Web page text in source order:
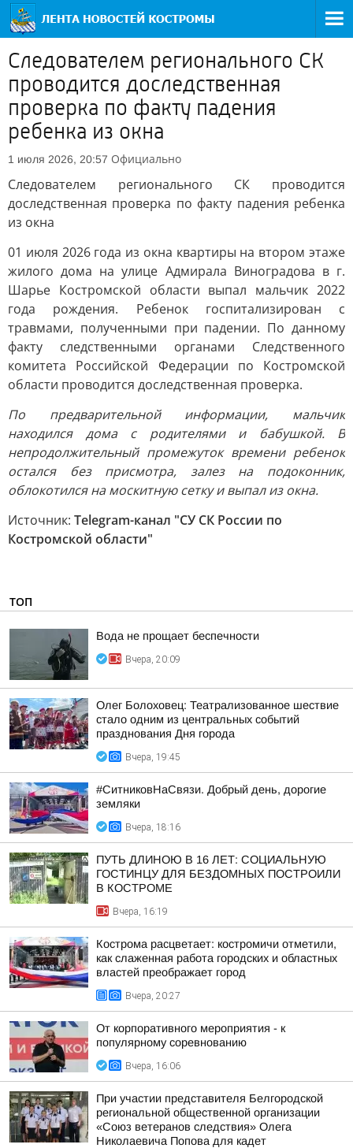
Следователем регионального СК
проводится доследственная
проверка по факту падения
ребенка из окна
1 июля 2026, 20:57 Официально
Следователем регионального СК проводится
доследственная проверка по факту падения ребенка
из окна
01 июля 2026 года из окна квартиры на втором этаже
жилого дома на улице Адмирала Виноградова в г.
Шарье Костромской области выпал мальчик 2022
года рождения. Ребенок госпитализирован с
травмами, полученными при падении. По данному
факту следственными органами Следственного
комитета Российской Федерации по Костромской
области проводится доследственная проверка.
По предварительной информации, мальчик
находился дома с родителями и бабушкой. В
непродолжительный промежуток времени ребенок
остался без присмотра, залез на подоконник,
облокотился на москитную сетку и выпал из окна.
Источник: Telegram-канал "СУ СК России по
Костромской области"
ТОП
Вода не прощает беспечности
Вчера, 20:09
Олег Болоховец: Театрализованное шествие
стало одним из центральных событий
празднования Дня города
Вчера, 19:45
#СитниковНаСвязи. Добрый день, дорогие
земляки
Вчера, 18:16
ПУТЬ ДЛИНОЮ В 16 ЛЕТ: СОЦИАЛЬНУЮ
ГОСТИНЦУ ДЛЯ БЕЗДОМНЫХ ПОСТРОИЛИ
В КОСТРОМЕ
Вчера, 16:19
Кострома расцветает: костромичи отметили,
как слаженная работа городских и областных
властей преображает город
Вчера, 20:27
От корпоративного мероприятия - к
популярному соревнованию
Вчера, 16:06
При участии представителя Белгородской
региональной общественной организации
«Союз ветеранов следствия» Олега
Николаевича Попова для кадет